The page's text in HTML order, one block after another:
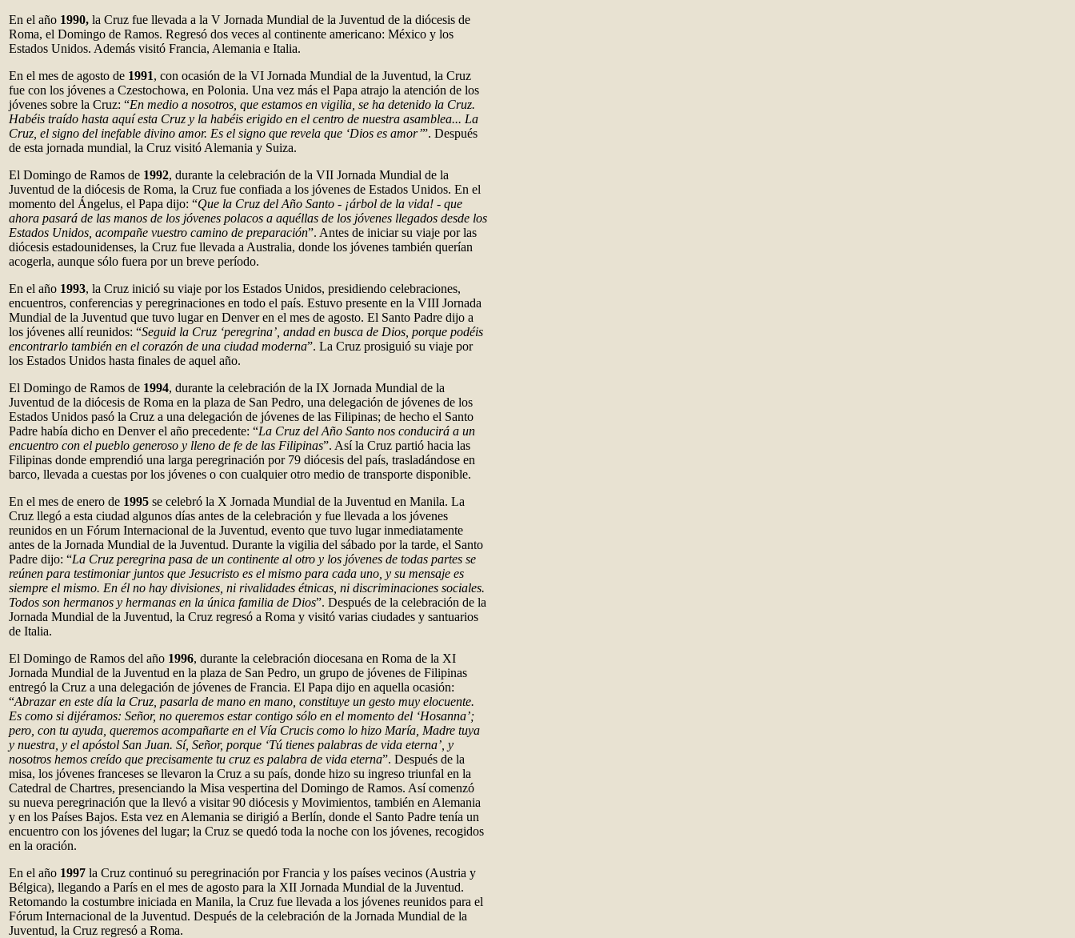
En el año 1990, la Cruz fue llevada a la V Jornada Mundial de la Juventud de la diócesis de
Roma, el Domingo de Ramos. Regresó dos veces al continente americano: México y los
Estados Unidos. Además visitó Francia, Alemania e Italia.
En el mes de agosto de 1991, con ocasión de la VI Jornada Mundial de la Juventud, la Cruz
fue con los jóvenes a Czestochowa, en Polonia. Una vez más el Papa atrajo la atención de los
jóvenes sobre la Cruz: “En medio a nosotros, que estamos en vigilia, se ha detenido la Cruz.
Habéis traído hasta aquí esta Cruz y la habéis erigido en el centro de nuestra asamblea... La
Cruz, el signo del inefable divino amor. Es el signo que revela que ‘Dios es amor’”. Después
de esta jornada mundial, la Cruz visitó Alemania y Suiza.
El Domingo de Ramos de 1992, durante la celebración de la VII Jornada Mundial de la
Juventud de la diócesis de Roma, la Cruz fue confiada a los jóvenes de Estados Unidos. En el
momento del Ángelus, el Papa dijo: “Que la Cruz del Año Santo - ¡árbol de la vida! - que
ahora pasará de las manos de los jóvenes polacos a aquéllas de los jóvenes llegados desde los
Estados Unidos, acompañe vuestro camino de preparación”. Antes de iniciar su viaje por las
diócesis estadounidenses, la Cruz fue llevada a Australia, donde los jóvenes también querían
acogerla, aunque sólo fuera por un breve período.
En el año 1993, la Cruz inició su viaje por los Estados Unidos, presidiendo celebraciones,
encuentros, conferencias y peregrinaciones en todo el país. Estuvo presente en la VIII Jornada
Mundial de la Juventud que tuvo lugar en Denver en el mes de agosto. El Santo Padre dijo a
los jóvenes allí reunidos: “Seguid la Cruz ‘peregrina’, andad en busca de Dios, porque podéis
encontrarlo también en el corazón de una ciudad moderna”. La Cruz prosiguió su viaje por
los Estados Unidos hasta finales de aquel año.
El Domingo de Ramos de 1994, durante la celebración de la IX Jornada Mundial de la
Juventud de la diócesis de Roma en la plaza de San Pedro, una delegación de jóvenes de los
Estados Unidos pasó la Cruz a una delegación de jóvenes de las Filipinas; de hecho el Santo
Padre había dicho en Denver el año precedente: “La Cruz del Año Santo nos conducirá a un
encuentro con el pueblo generoso y lleno de fe de las Filipinas”. Así la Cruz partió hacia las
Filipinas donde emprendió una larga peregrinación por 79 diócesis del país, trasladándose en
barco, llevada a cuestas por los jóvenes o con cualquier otro medio de transporte disponible.
En el mes de enero de 1995 se celebró la X Jornada Mundial de la Juventud en Manila. La
Cruz llegó a esta ciudad algunos días antes de la celebración y fue llevada a los jóvenes
reunidos en un Fórum Internacional de la Juventud, evento que tuvo lugar inmediatamente
antes de la Jornada Mundial de la Juventud. Durante la vigilia del sábado por la tarde, el Santo
Padre dijo: “La Cruz peregrina pasa de un continente al otro y los jóvenes de todas partes se
reúnen para testimoniar juntos que Jesucristo es el mismo para cada uno, y su mensaje es
siempre el mismo. En él no hay divisiones, ni rivalidades étnicas, ni discriminaciones sociales.
Todos son hermanos y hermanas en la única familia de Dios”. Después de la celebración de la
Jornada Mundial de la Juventud, la Cruz regresó a Roma y visitó varias ciudades y santuarios
de Italia.
El Domingo de Ramos del año 1996, durante la celebración diocesana en Roma de la XI
Jornada Mundial de la Juventud en la plaza de San Pedro, un grupo de jóvenes de Filipinas
entregó la Cruz a una delegación de jóvenes de Francia. El Papa dijo en aquella ocasión:
“Abrazar en este día la Cruz, pasarla de mano en mano, constituye un gesto muy elocuente.
Es como si dijéramos: Señor, no queremos estar contigo sólo en el momento del ‘Hosanna’;
pero, con tu ayuda, queremos acompañarte en el Vía Crucis como lo hizo María, Madre tuya
y nuestra, y el apóstol San Juan. Sí, Señor, porque ‘Tú tienes palabras de vida eterna’, y
nosotros hemos creído que precisamente tu cruz es palabra de vida eterna”. Después de la
misa, los jóvenes franceses se llevaron la Cruz a su país, donde hizo su ingreso triunfal en la
Catedral de Chartres, presenciando la Misa vespertina del Domingo de Ramos. Así comenzó
su nueva peregrinación que la llevó a visitar 90 diócesis y Movimientos, también en Alemania
y en los Países Bajos. Esta vez en Alemania se dirigió a Berlín, donde el Santo Padre tenía un
encuentro con los jóvenes del lugar; la Cruz se quedó toda la noche con los jóvenes, recogidos
en la oración.
En el año 1997 la Cruz continuó su peregrinación por Francia y los países vecinos (Austria y
Bélgica), llegando a París en el mes de agosto para la XII Jornada Mundial de la Juventud.
Retomando la costumbre iniciada en Manila, la Cruz fue llevada a los jóvenes reunidos para el
Fórum Internacional de la Juventud. Después de la celebración de la Jornada Mundial de la
Juventud, la Cruz regresó a Roma.